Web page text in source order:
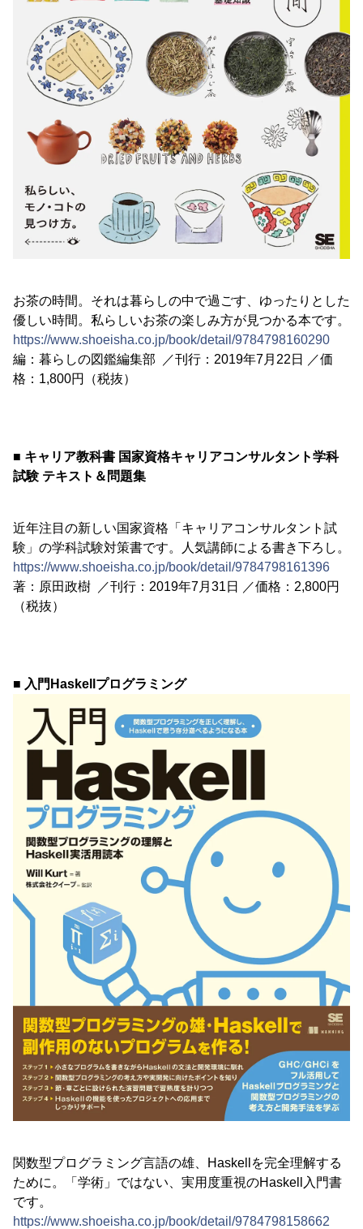
お茶の時間。それは暮らしの中で過ごす、ゆったりとした
優しい時間。私らしいお茶の楽しみ方が見つかる本です。
https://www.shoeisha.co.jp/book/detail/9784798160290
編：暮らしの図鑑編集部 ／刊行：2019年7月22日 ／価
格：1,800円（税抜）
■ キャリア教科書 国家資格キャリアコンサルタント学科
試験 テキスト＆問題集
近年注目の新しい国家資格「キャリアコンサルタント試
験」の学科試験対策書です。人気講師による書き下ろし。
https://www.shoeisha.co.jp/book/detail/9784798161396
著：原田政樹 ／刊行：2019年7月31日 ／価格：2,800円
（税抜）
■ 入門Haskellプログラミング
関数型プログラミング言語の雄、Haskellを完全理解する
ために。「学術」ではない、実用度重視のHaskell入門書
です。
https://www.shoeisha.co.jp/book/detail/9784798158662